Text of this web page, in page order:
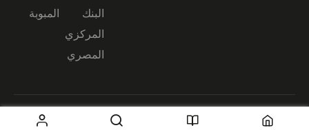
البنك
المركزي
المصري
المبوبة
© جميع الحقوق محفوظة —